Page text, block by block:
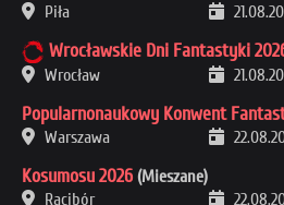
Piła
Wrocławskie Dni Fantastyki
Wrocław
Popularnonaukowy Konwent
Warszawa
Kosumosu 2026 (Mieszane)
Racibór